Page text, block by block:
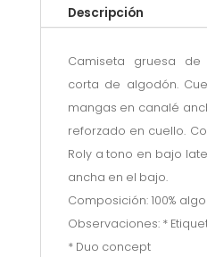
Descripción
Camiseta gruesa
corta de algodón.
mangas en canalé
reforzado en cuello.
Roly a tono en bajo
ancha en el bajo.
Composición: 100%
Observaciones: *
* Duo concept